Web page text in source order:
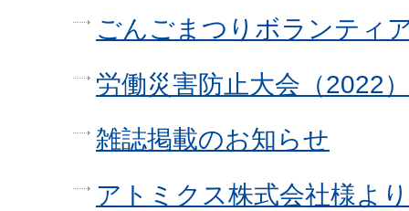
ごんごまつりボランティ
労働災害防止大会（2022）
雑誌掲載のお知らせ
アトミクス株式会社様よ